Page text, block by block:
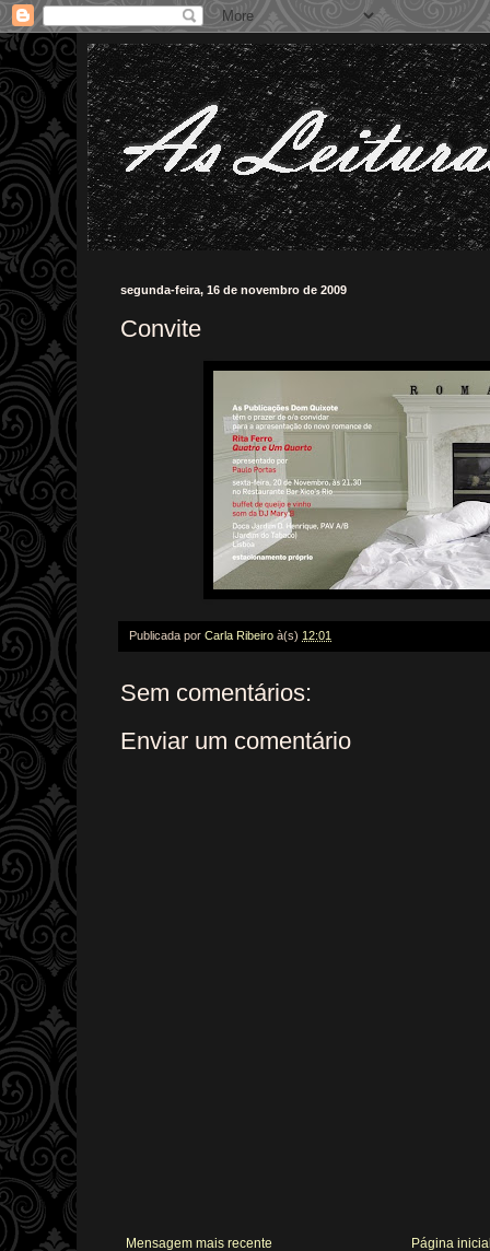
segunda-feira, 16 de novembro de 2009
Convite
Publicada por Carla Ribeiro à(s) 12:01
Sem comentários:
Enviar um comentário
Mensagem mais recente Página